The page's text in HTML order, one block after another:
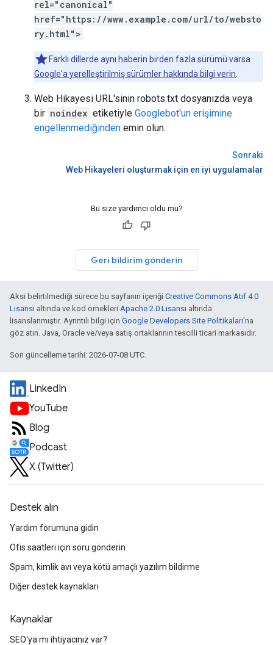
rel="canonical"
href="https://www.example.com/url/to/websto
ry.html">
Farklı dillerde aynı haberin birden fazla sürümü varsa
Google'a yerelleştirilmiş sürümler hakkında bilgi verin
Web Hikayesi URL'sinin robots.txt dosyanızda veya
bir noindex etiketiyle Googlebot'un erişimine
engellenmediğinden emin olun.
Sonraki
Web Hikayeleri oluşturmak için en iyi uygulamalar
Bu size yardımcı oldu mu?
Geri bildirim gönderin
Aksi belirtilmediği sürece bu sayfanın içeriği Creative Commons Atıf 4.0
Lisansı altında ve kod örnekleri Apache 2.0 Lisansı altında
lisanslanmıştır. Ayrıntılı bilgi için Google Developers Site Politikaları'na
göz atın. Java, Oracle ve/veya satış ortaklarının tescilli ticari markasıdır.
Son güncelleme tarihi: 2026-07-08 UTC.
LinkedIn
YouTube
Blog
Podcast
X (Twitter)
Destek alın
Yardım forumuna gidin
Ofis saatleri için soru gönderin
Spam, kimlik avı veya kötü amaçlı yazılım bildirme
Diğer destek kaynakları
Kaynaklar
SEO'ya mı ihtiyacınız var?